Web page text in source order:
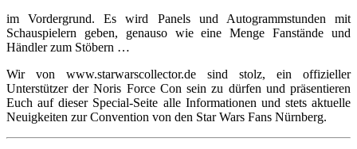
im Vordergrund. Es wird Panels und Autogrammstunden mit
Schauspielern geben, genauso wie eine Menge Fanstände und
Händler zum Stöbern …
Wir von www.starwarscollector.de sind stolz, ein offizieller
Unterstützer der Noris Force Con sein zu dürfen und präsentieren
Euch auf dieser Special-Seite alle Informationen und stets aktuelle
Neuigkeiten zur Convention von den Star Wars Fans Nürnberg.